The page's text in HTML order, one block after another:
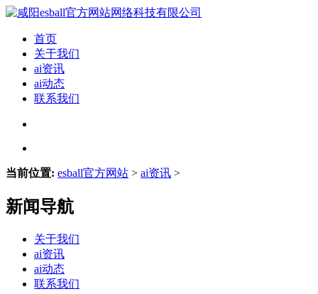
首页
关于我们
ai资讯
ai动态
联系我们
当前位置: esball官方网站 > ai资讯 >
新闻导航
关于我们
ai资讯
ai动态
联系我们